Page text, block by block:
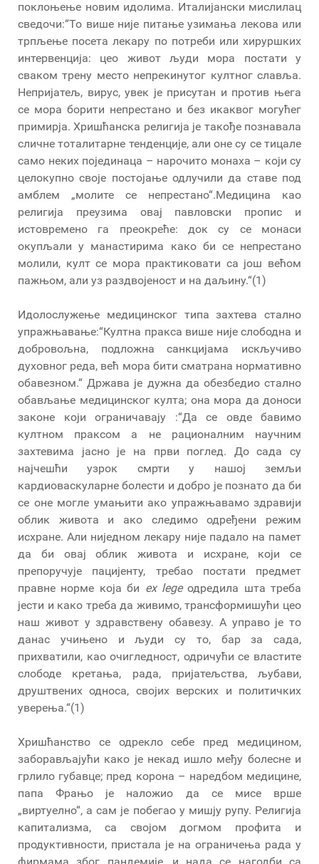
поклоњење новим идолима. Италијански мислилац
сведочи:“То више није питање узимања лекова или
трпљење посета лекару по потреби или хируршких
интервенција: цео живот људи мора постати у
сваком трену место непрекинутог култног славља.
Непријатељ, вирус, увек је присутан и против њега
се мора борити непрестано и без икаквог могућег
примирја. Хришћанска религија је такође познавала
сличне тоталитарне тенденције, али оне су се тицале
само неких појединаца – нарочито монаха – који су
целокупно своје постојање одлучили да ставе под
амблем „молите се непрестано“.Медицина као
религија преузима овај павловски пропис и
истовремено га преокреће: док су се монаси
окупљали у манастирима како би се непрестано
молили, култ се мора практиковати са још већом
пажњом, али уз раздвојеност и на даљину.“(1)
Идолослужење медицинског типа захтева стално
упражњавање:“Култна пракса више није слободна и
добровољна, подложна санкцијама искључиво
духовног реда, већ мора бити сматрана нормативно
обавезном.“ Држава је дужна да обезбедио стално
обављање медицинског култа; она мора да доноси
законе који ограничавају :“Да се ​​овде бавимо
култном праксом а не рационалним научним
захтевима јасно је на први поглед. До сада су
најчешћи узрок смрти у нашој земљи
кардиоваскуларне болести и добро је познато да би
се оне могле умањити ако упражњавамо здравији
облик живота и ако следимо одређени режим
исхране. Али ниједном лекару није падало на памет
да би овај облик живота и исхране, који се
препоручује пацијенту, требао постати предмет
правне норме која би ex legeодредила шта треба
јести и како треба да живимо, трансформишући цео
наш живот у здравствену обавезу. А управо је то
данас учињено и људи су то, бар за сада,
прихватили, као очигледност, одричући се властите
слободе кретања, рада, пријатељства, љубави,
друштвених односа, својих верских и политичких
уверења.“(1)
Хришћанство се одрекло себе пред медицином,
заборављајући како је некад ишло међу болесне и
грлило губавце; пред корона – наредбом медицине,
папа Фрањо је наложио да се мисе врше
„виртуелно“, а сам је побегао у мишју рупу. Религија
капитализма, са својом догмом профита и
продуктивности, пристала је на ограничења рада у
фирмама због пандемије, и нада се нагодби са